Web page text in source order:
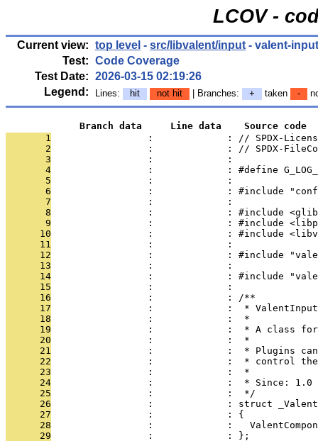
LCOV -
Current view: top level - src/libvalent/input - valent-
Test: Code Coverage
Test Date: 2026-03-15 02:19:26
Legend:
Lines: hit not hit | Branches: + taken -
             Branch data     Line data    Source code
       1
:             : // SPDX-
       2
:             : // SPDX-
       3
                 :             :
       4
:             : #define
       5
                 :             :
       6
:             : #include
       7
                 :             :
       8
:             : #include
       9
:             : #include
      10
:             : #include
      11
                 :             :
      12
:             : #include
      13
                 :             :
      14
:             : #include
      15
                 :             :
      16
                 :             : /**
      17
:             :  *
      18
                 :             :  *
      19
:             :  * A class
      20
                 :             :  *
      21
:             :  * Plugins
      22
:             :  * control
      23
                 :             :  *
      24
                 :             :  * Since: 1.0
      25
                 :             :  */
      26
:             : struct
      27
                 :             : {
      28
:             :
      29
                 :             : };